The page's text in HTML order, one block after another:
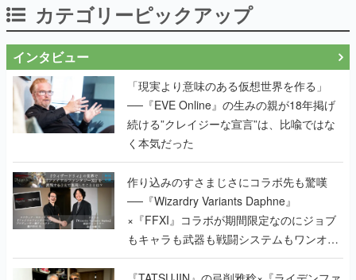
カテゴリーピックアップ
インタビュー
「現実より意味のある仮想世界を作る」
──『EVE Online』の生みの親が18年掲げ
続ける”クレイジーな宣言”は、比喩ではな
く本気だった
作り込みのすさまじさにコラボ先も驚嘆
──『Wizardry Variants Daphne』
×『FFXI』コラボが期間限定なのにジョブ
もキャラも武器も戦闘システムもワンオフ
で作り込まれた理由を両ディレクターに聞